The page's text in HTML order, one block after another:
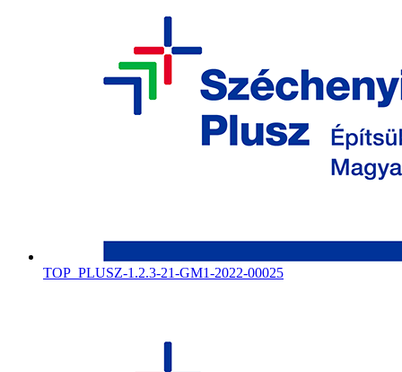
TOP_PLUSZ-1.2.3-21-GM1-2022-00025